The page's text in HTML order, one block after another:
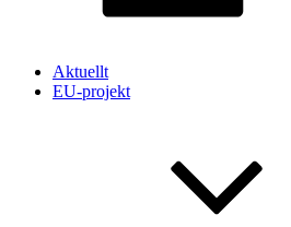
Aktuellt
EU-projekt